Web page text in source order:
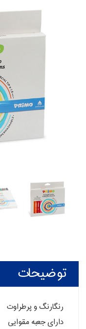
توضیحات
رنگارنگ و پرطراوت
دارای جعبه مقوایی